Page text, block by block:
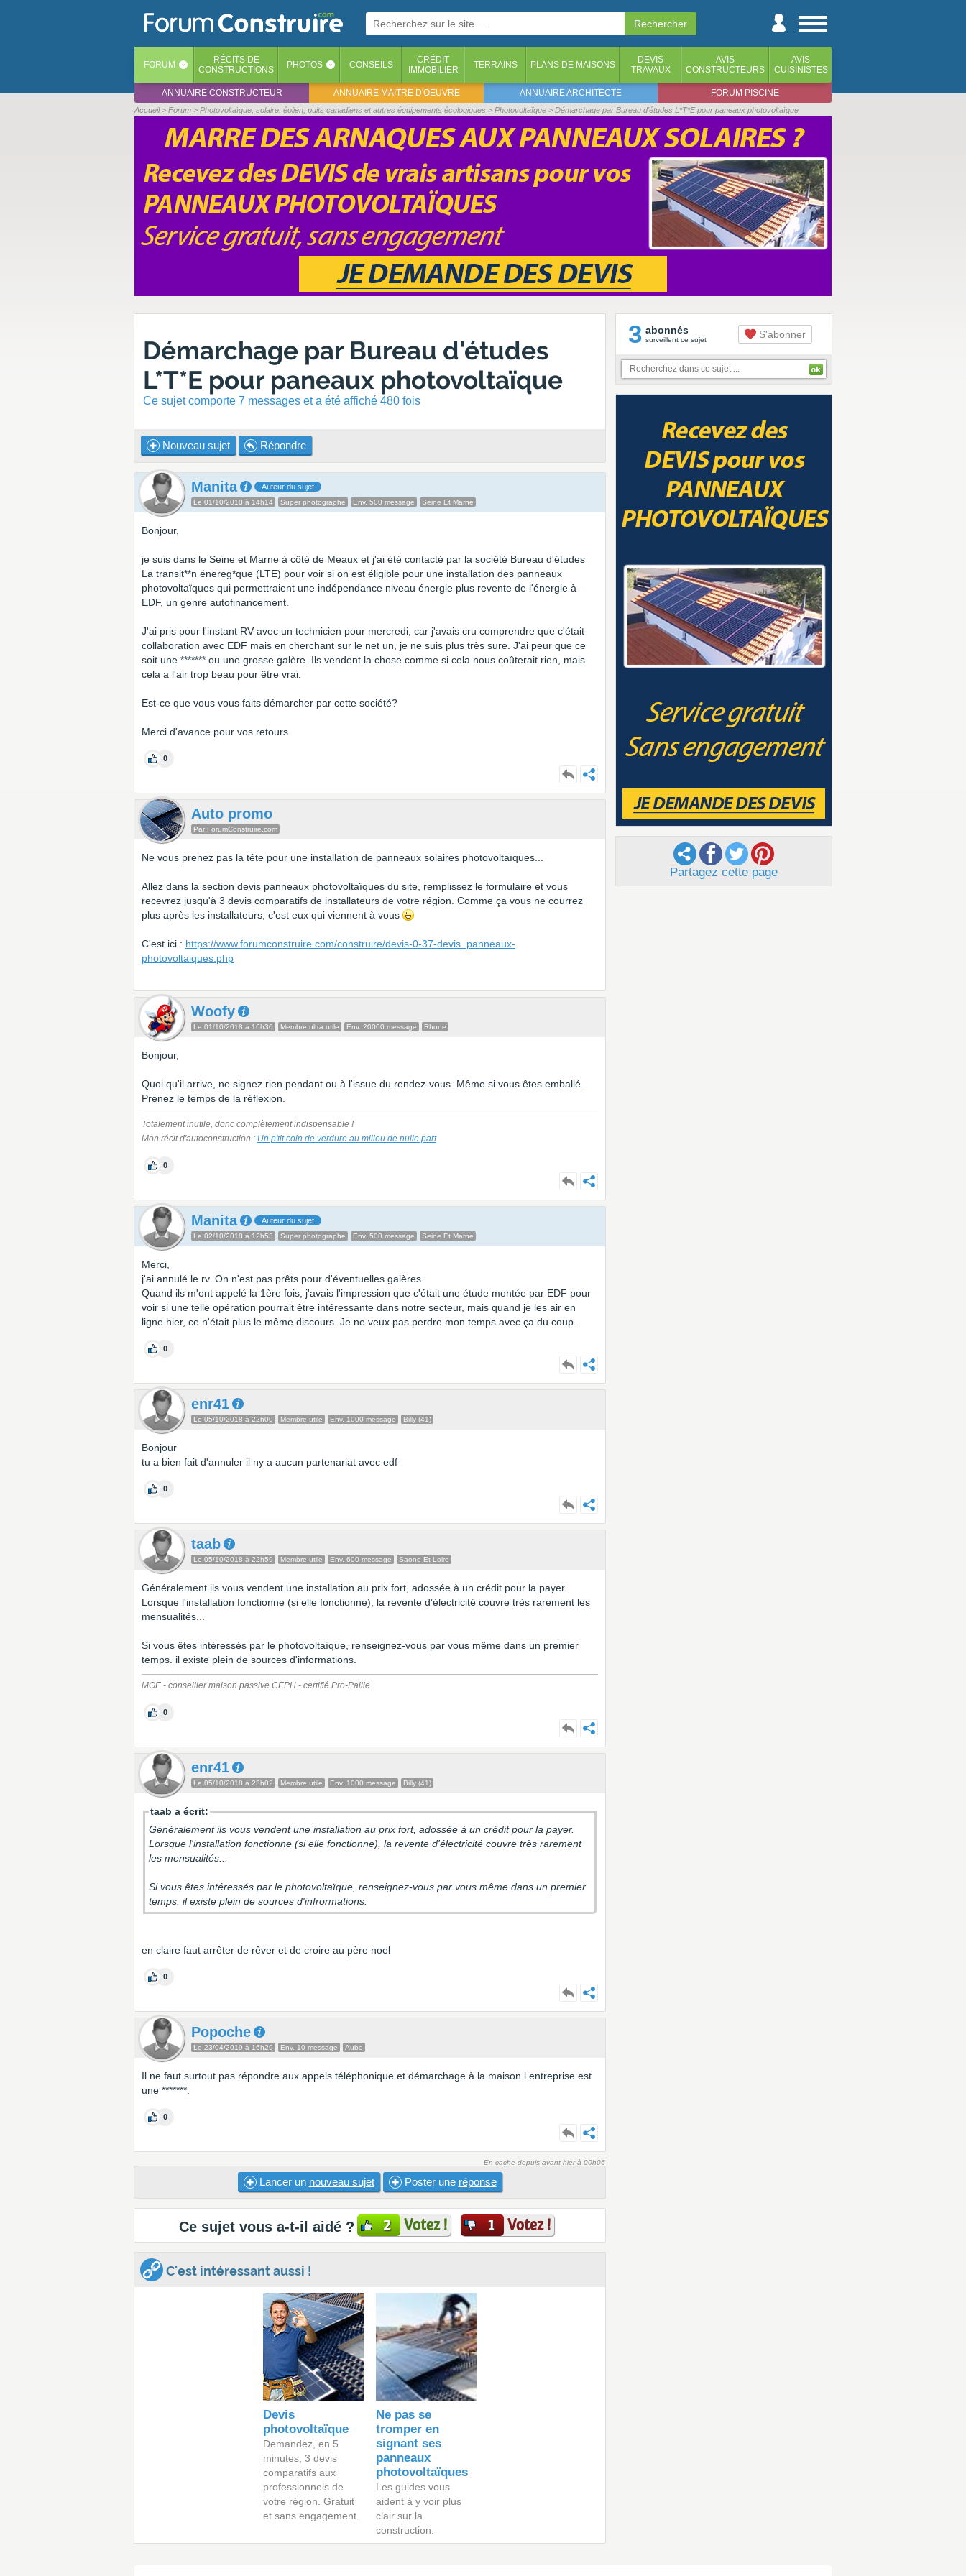
FORUM ‹ RÉCITS DE
CONSTRUCTIONS
PHOTOS ‹ CONSEILS
CRÉDIT
IMMOBILIER
TERRAINS PLANS DE MAISONS
DEVIS
TRAVAUX
AVIS
CONSTRUCTEURS
AVIS
CUISINISTES
ANNUAIRE CONSTRUCTEUR ANNUAIRE MAITRE D'OEUVRE ANNUAIRE ARCHITECTE FORUM PISCINE
Accueil Forum Photovoltaïque, solaire, éolien, puits canadiens et autres équipements écologiques Photovoltaïque Démarchage par Bureau d'études L*T*E pour paneaux photovoltaïque
Démarchage par Bureau d'études
L*T*E pour paneaux photovoltaïque
Ce sujet comporte 7 messages et a été affiché 480 fois
Nouveau sujet Répondre
Manita Auteur du sujet
Le 01/10/2018 à 14h14 Super photographe Env. 500 message Seine Et Marne
Bonjour,
je suis dans le Seine et Marne à côté de Meaux et j'ai été contacté par la société Bureau d'études
La transit**n énereg*que (LTE) pour voir si on est éligible pour une installation des panneaux
photovoltaïques qui permettraient une indépendance niveau énergie plus revente de l'énergie à
EDF, un genre autofinancement.
J'ai pris pour l'instant RV avec un technicien pour mercredi, car j'avais cru comprendre que c'était
collaboration avec EDF mais en cherchant sur le net un, je ne suis plus très sure. J'ai peur que ce
soit une ******* ou une grosse galère. Ils vendent la chose comme si cela nous coûterait rien, mais
cela a l'air trop beau pour être vrai.
Est-ce que vous vous faits démarcher par cette société?
Merci d'avance pour vos retours
0
Auto promo
Par ForumConstruire.com
Ne vous prenez pas la tête pour une installation de panneaux solaires photovoltaïques...
Allez dans la section devis panneaux photovoltaïques du site, remplissez le formulaire et vous
recevrez jusqu'à 3 devis comparatifs de installateurs de votre région. Comme ça vous ne courrez
plus après les installateurs, c'est eux qui viennent à vous
C'est ici : https://www.forumconstruire.com/construire/devis-0-37-devis_panneaux-
photovoltaiques.php
Woofy
Le 01/10/2018 à 16h30 Membre ultra utile Env. 20000 message Rhone
Bonjour,
Quoi qu'il arrive, ne signez rien pendant ou à l'issue du rendez-vous. Même si vous êtes emballé.
Prenez le temps de la réflexion.
Totalement inutile, donc complètement indispensable !
Mon récit d'autoconstruction : Un p'tit coin de verdure au milieu de nulle part
0
Manita Auteur du sujet
Le 02/10/2018 à 12h53 Super photographe Env. 500 message Seine Et Marne
Merci,
j'ai annulé le rv. On n'est pas prêts pour d'éventuelles galères.
Quand ils m'ont appelé la 1ère fois, j'avais l'impression que c'était une étude montée par EDF pour
voir si une telle opération pourrait être intéressante dans notre secteur, mais quand je les air en
ligne hier, ce n'était plus le même discours. Je ne veux pas perdre mon temps avec ça du coup.
0
enr41
Le 05/10/2018 à 22h00 Membre utile Env. 1000 message Billy (41)
Bonjour
tu a bien fait d'annuler il ny a aucun partenariat avec edf
0
taab
Le 05/10/2018 à 22h59 Membre utile Env. 600 message Saone Et Loire
Généralement ils vous vendent une installation au prix fort, adossée à un crédit pour la payer.
Lorsque l'installation fonctionne (si elle fonctionne), la revente d'électricité couvre très rarement les
mensualités...
Si vous êtes intéressés par le photovoltaïque, renseignez-vous par vous même dans un premier
temps. il existe plein de sources d'informations.
MOE - conseiller maison passive CEPH - certifié Pro-Paille
0
enr41
Le 05/10/2018 à 23h02 Membre utile Env. 1000 message Billy (41)
taab a écrit:
Généralement ils vous vendent une installation au prix fort, adossée à un crédit pour la payer.
Lorsque l'installation fonctionne (si elle fonctionne), la revente d'électricité couvre très rarement
les mensualités...
Si vous êtes intéressés par le photovoltaïque, renseignez-vous par vous même dans un premier
temps. il existe plein de sources d'infrormations.
en claire faut arrêter de rêver et de croire au père noel
0
Popoche
Le 23/04/2019 à 16h29 Env. 10 message Aube
Il ne faut surtout pas répondre aux appels téléphonique et démarchage à la maison.l entreprise est
une *******.
0
En cache depuis avant-hier à 00h06
Lancer un nouveau sujet Poster une réponse
Ce sujet vous a-t-il aidé ? 2 Votez ! 1 Votez !
C'est intéressant aussi !
Devis
photovoltaïque
Demandez, en 5
minutes, 3 devis
comparatifs aux
professionnels de
votre région. Gratuit
et sans engagement.
Ne pas se
tromper en
signant ses
panneaux
photovoltaïques
Les guides vous
aident à y voir plus
clair sur la
construction.
3 abonnés
surveillent ce sujet S'abonner
Partagez cette page